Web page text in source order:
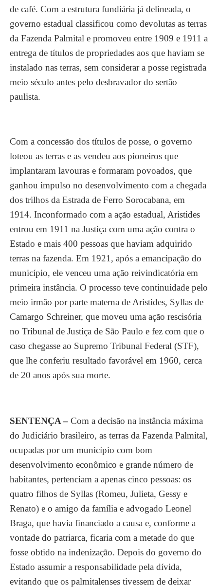
de café. Com a estrutura fundiária já delineada, o
governo estadual classificou como devolutas as terras
da Fazenda Palmital e promoveu entre 1909 e 1911 a
entrega de títulos de propriedades aos que haviam se
instalado nas terras, sem considerar a posse registrada
meio século antes pelo desbravador do sertão
paulista.
Com a concessão dos títulos de posse, o governo
loteou as terras e as vendeu aos pioneiros que
implantaram lavouras e formaram povoados, que
ganhou impulso no desenvolvimento com a chegada
dos trilhos da Estrada de Ferro Sorocabana, em
1914. Inconformado com a ação estadual, Aristides
entrou em 1911 na Justiça com uma ação contra o
Estado e mais 400 pessoas que haviam adquirido
terras na fazenda. Em 1921, após a emancipação do
município, ele venceu uma ação reivindicatória em
primeira instância. O processo teve continuidade pelo
meio irmão por parte materna de Aristides, Syllas de
Camargo Schreiner, que moveu uma ação rescisória
no Tribunal de Justiça de São Paulo e fez com que o
caso chegasse ao Supremo Tribunal Federal (STF),
que lhe conferiu resultado favorável em 1960, cerca
de 20 anos após sua morte.
SENTENÇA – Com a decisão na instância máxima
do Judiciário brasileiro, as terras da Fazenda Palmital,
ocupadas por um município com bom
desenvolvimento econômico e grande número de
habitantes, pertenciam a apenas cinco pessoas: os
quatro filhos de Syllas (Romeu, Julieta, Gessy e
Renato) e o amigo da família e advogado Leonel
Braga, que havia financiado a causa e, conforme a
vontade do patriarca, ficaria com a metade do que
fosse obtido na indenização. Depois do governo do
Estado assumir a responsabilidade pela dívida,
evitando que os palmitalenses tivessem de deixar